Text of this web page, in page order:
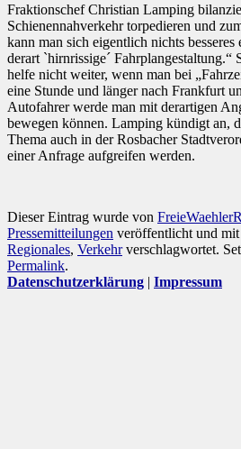
Fraktionschef Christian Lamping
Schienennahverkehr torpedieren und
kann man sich eigentlich nichts besseres
derart `hirnrissige´ Fahrplangestaltung.“
helfe nicht weiter, wenn man bei
eine Stunde und länger nach Frankfurt
Autofahrer werde man mit derartigen
bewegen können. Lamping kündigt an,
Thema auch in der Rosbacher
einer Anfrage aufgreifen werden.
Dieser Eintrag wurde von
Pressemitteilungen veröffentlicht und mit
Regionales, Verkehrverschlagwortet.
Permalink.
Datenschutzerklärung | Impressum